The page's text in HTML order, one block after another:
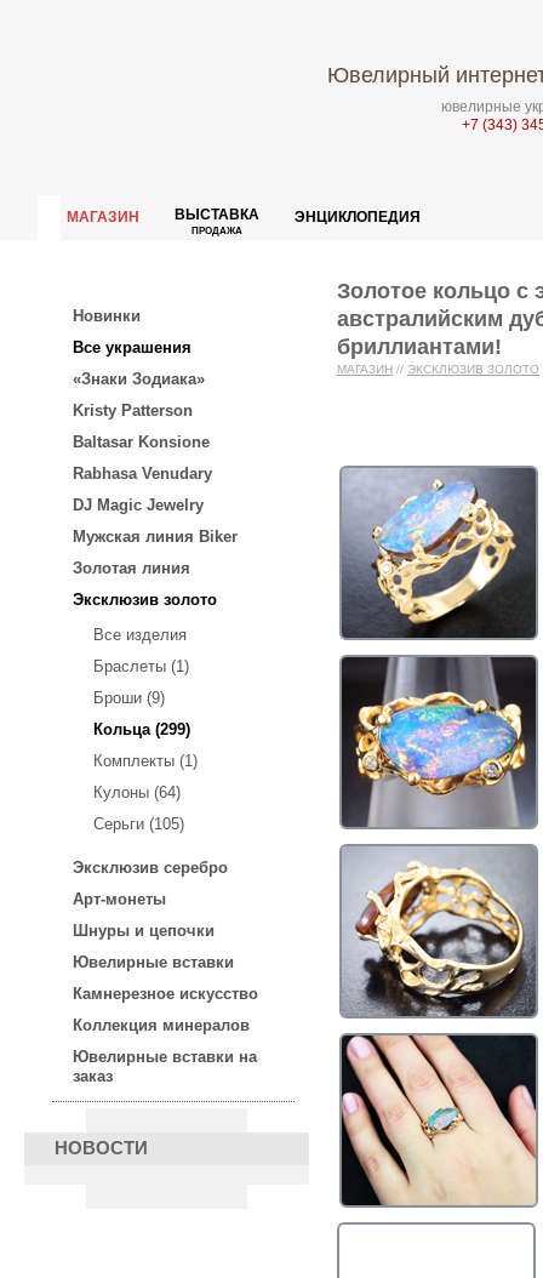
Ювелирный
ювелирные
+7 (343)
МАГАЗИН ВЫСТАВКА
ПРОДАЖА
ЭНЦИКЛОПЕДИЯ
Новинки
Все украшения
«Знаки Зодиака»
Kristy Patterson
Baltasar Konsione
Rabhasa Venudary
DJ Magic Jewelry
Мужская линия Biker
Золотая линия
Эксклюзив золото
Все изделия
Браслеты (1)
Броши (9)
Кольца (299)
Комплекты (1)
Кулоны (64)
Серьги (105)
Эксклюзив серебро
Арт-монеты
Шнуры и цепочки
Ювелирные вставки
Камнерезное искусство
Коллекция минералов
Ювелирные вставки на
заказ
НОВОСТИ
Золотое кольцо с
австралийским
бриллиантами!
МАГАЗИН // ЭКСКЛЮЗИВ ЗОЛОТО